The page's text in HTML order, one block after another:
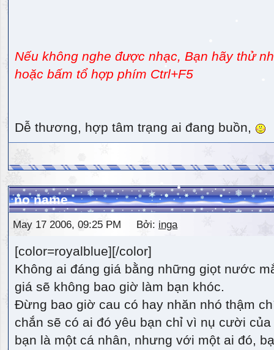
Nếu không nghe được nhạc, Bạn hãy thử
hoặc bấm tổ hợp phím Ctrl+F5
Dễ thương, hợp tâm trạng ai đang buồn,
no name
May 17 2006, 09:25 PM Bởi: inga
[color=royalblue][/color]
Không ai đáng giá bằng những giọt nước
giá sẽ không bao giờ làm bạn khóc.
Đừng bao giờ cau có hay nhăn nhó thậm
chắn sẽ có ai đó yêu bạn chỉ vì nụ cười
bạn là một cá nhân, nhưng với một ai đó,